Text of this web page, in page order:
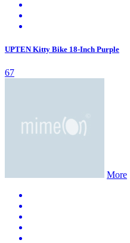
UPTEN Kitty Bike 18-Inch Purple
67
More